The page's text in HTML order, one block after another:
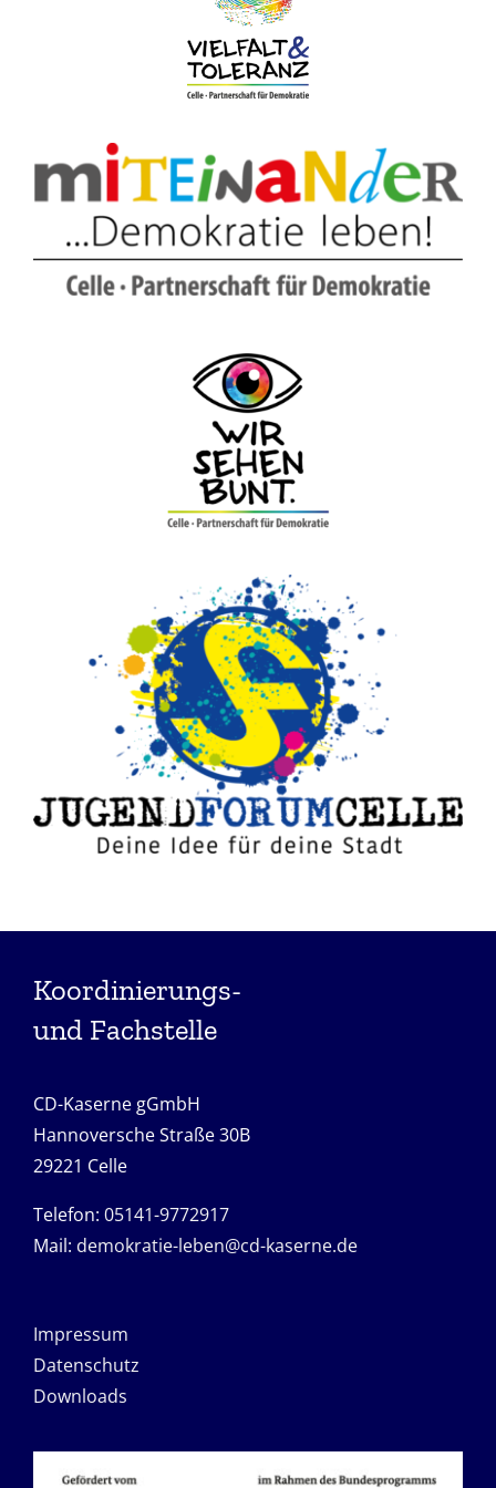
Koordinierungs-
und Fachstelle
CD-Kaserne gGmbH
Hannoversche Straße 30B
29221 Celle
Telefon: 05141-9772917
Mail: demokratie-leben@cd-kaserne.de
Impressum
Datenschutz
Downloads